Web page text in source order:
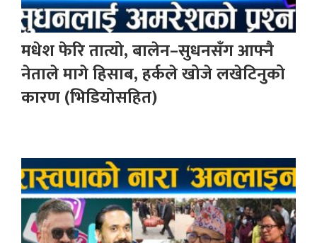
मधेश फेरि तात्यो, बालेन–सुधनसँग आफ्नै
नेताले मागे हिसाब, हर्कले खोजे लखेटिनुको
कारण (भिडियोसहित)